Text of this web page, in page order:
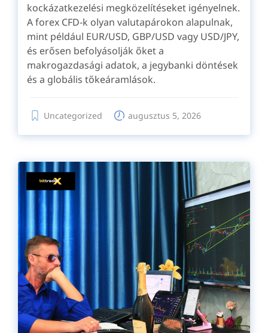
kockázatkezelési megközelítéseket igényelnek.
A forex CFD-k olyan valutapárokon alapulnak,
mint például EUR/USD, GBP/USD vagy USD/JPY,
és erősen befolyásolják őket a
makrogazdasági adatok, a jegybanki döntések
és a globális tőkeáramlások.
Uncategorized augusztus 5, 2026